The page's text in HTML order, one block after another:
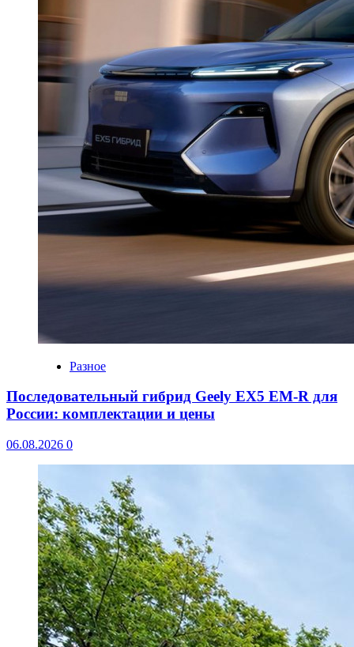
Разное
Последовательный гибрид Geely EX5 EM-R для
России: комплектации и цены
06.08.2026 0